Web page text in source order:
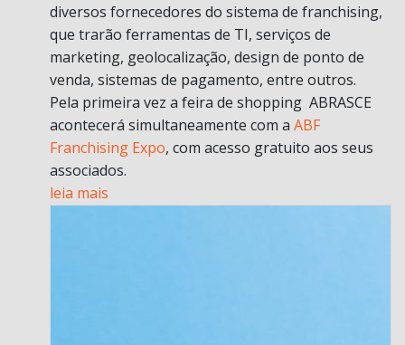
diversos fornecedores do sistema de franchising,
que trarão ferramentas de TI, serviços de
marketing, geolocalização, design de ponto de
venda, sistemas de pagamento, entre outros.
Pela primeira vez a feira de shopping ABRASCE
acontecerá simultaneamente com a ABF
Franchising Expo, com acesso gratuito aos seus
associados.
leia mais